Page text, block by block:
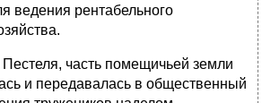
ведения рентабельного
часть помещичьей земли
и передавалась в общественный